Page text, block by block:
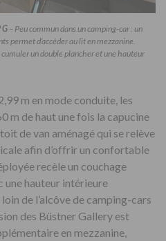
G – Peu commun dans un camping-car : un
permet d’accéder au lit en mezzanine.
un double plancher et une hauteur
m en mode conduite, les
m de haut une fois la capucine
de van aménagé qui se relève
afin d’offrir un confortable
recèle un couchage
une hauteur intérieure
de l’alcôve de camping-cars
des Büstner Gallery est
en mezzanine,